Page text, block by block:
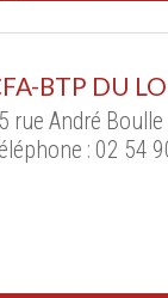
BTP DU
rue André
: 02 54